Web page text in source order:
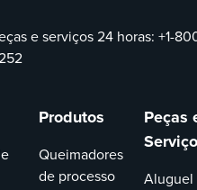
e serviços 24 horas:+1-
Produtos
Queimadores
de processo
Peças
Aluguel